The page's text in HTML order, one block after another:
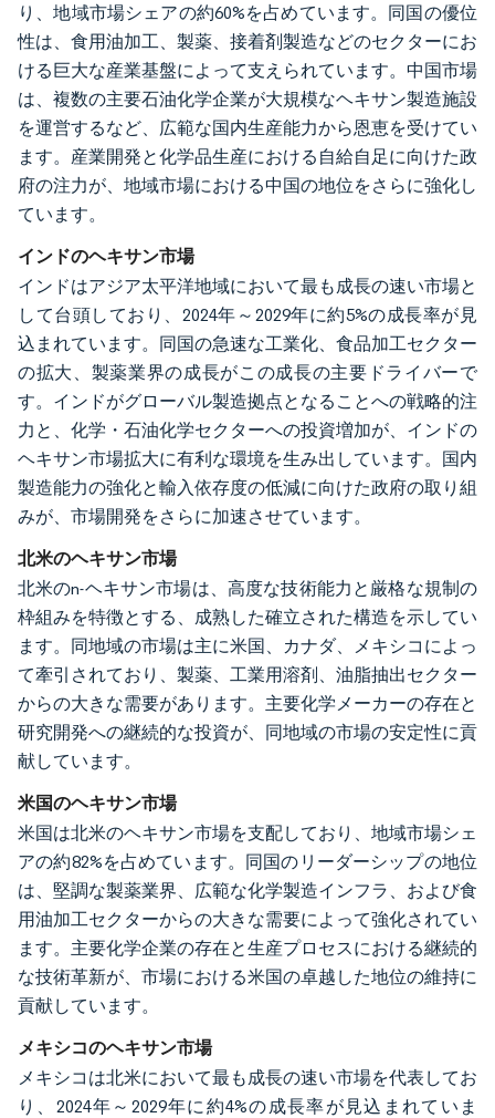
り、地域市場シェアの約60%を占めています。同国の優位
性は、食用油加工、製薬、接着剤製造などのセクターにお
ける巨大な産業基盤によって支えられています。中国市場
は、複数の主要石油化学企業が大規模なヘキサン製造施設
を運営するなど、広範な国内生産能力から恩恵を受けてい
ます。産業開発と化学品生産における自給自足に向けた政
府の注力が、地域市場における中国の地位をさらに強化し
ています。
インドのヘキサン市場
インドはアジア太平洋地域において最も成長の速い市場と
して台頭しており、2024年～2029年に約5%の成長率が見
込まれています。同国の急速な工業化、食品加工セクター
の拡大、製薬業界の成長がこの成長の主要ドライバーで
す。インドがグローバル製造拠点となることへの戦略的注
力と、化学・石油化学セクターへの投資増加が、インドの
ヘキサン市場拡大に有利な環境を生み出しています。国内
製造能力の強化と輸入依存度の低減に向けた政府の取り組
みが、市場開発をさらに加速させています。
北米のヘキサン市場
北米のn-ヘキサン市場は、高度な技術能力と厳格な規制の
枠組みを特徴とする、成熟した確立された構造を示してい
ます。同地域の市場は主に米国、カナダ、メキシコによっ
て牽引されており、製薬、工業用溶剤、油脂抽出セクター
からの大きな需要があります。主要化学メーカーの存在と
研究開発への継続的な投資が、同地域の市場の安定性に貢
献しています。
米国のヘキサン市場
米国は北米のヘキサン市場を支配しており、地域市場シェ
アの約82%を占めています。同国のリーダーシップの地位
は、堅調な製薬業界、広範な化学製造インフラ、および食
用油加工セクターからの大きな需要によって強化されてい
ます。主要化学企業の存在と生産プロセスにおける継続的
な技術革新が、市場における米国の卓越した地位の維持に
貢献しています。
メキシコのヘキサン市場
メキシコは北米において最も成長の速い市場を代表してお
り、2024年～2029年に約4%の成長率が見込まれていま